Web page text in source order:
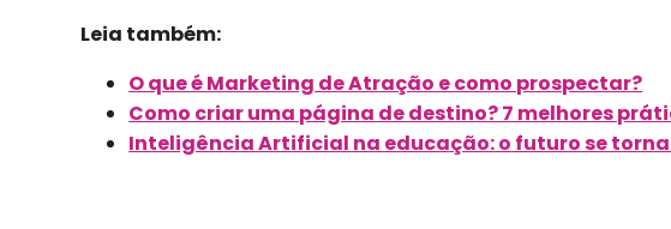
Leia também:
O que é Marketing de Atração e como prospectar?
Como criar uma página de destino? 7 melhores
Inteligência Artificial na educação: o futuro se